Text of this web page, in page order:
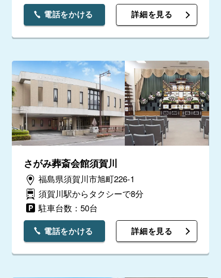
電話をかける 詳細を見る
さがみ葬斎会館須賀川
福島県須賀川市旭町226-1
須賀川駅からタクシーで8分
駐車台数：50台
電話をかける 詳細を見る